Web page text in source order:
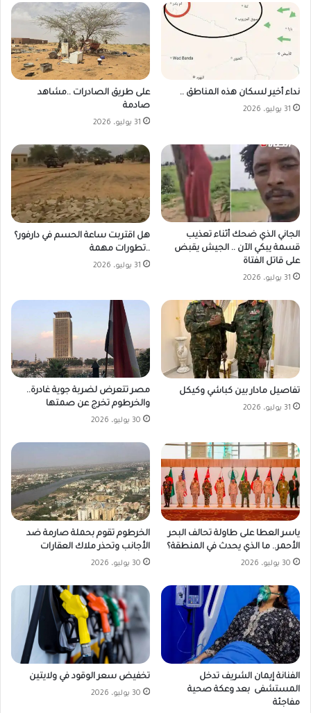
نداء أخير لسكان هذه المناطق ..
31 يوليو، 2026
على طريق الصادرات ..مشاهد
صادمة
31 يوليو، 2026
الجاني الذي ضحك أثناء تعذيب
قسمة يبكي الآن .. الجيش يقبض
على قاتل الفتاة
31 يوليو، 2026
هل اقتربت ساعة الحسم في دارفور؟
..تطورات مهمة
31 يوليو، 2026
تفاصيل مادار بين كباشي وكيكل
31 يوليو، 2026
مصر تتعرض لضربة جوية غادرة..
والخرطوم تخرج عن صمتها
30 يوليو، 2026
ياسر العطا على طاولة تحالف البحر
الأحمر.. ما الذي يحدث في المنطقة؟
30 يوليو، 2026
الخرطوم تقوم بحملة صارمة ضد
الأجانب وتحذر ملاك العقارات
30 يوليو، 2026
الفنانة إيمان الشريف تدخل
المستشفى بعد وعكة صحية
مفاجئة
تخفيض سعر الوقود في ولايتين
30 يوليو، 2026